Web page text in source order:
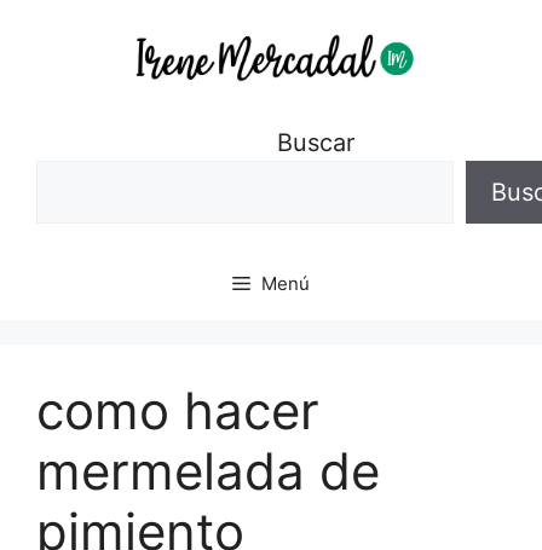
Buscar
Menú
como hacer
mermelada de
pimiento